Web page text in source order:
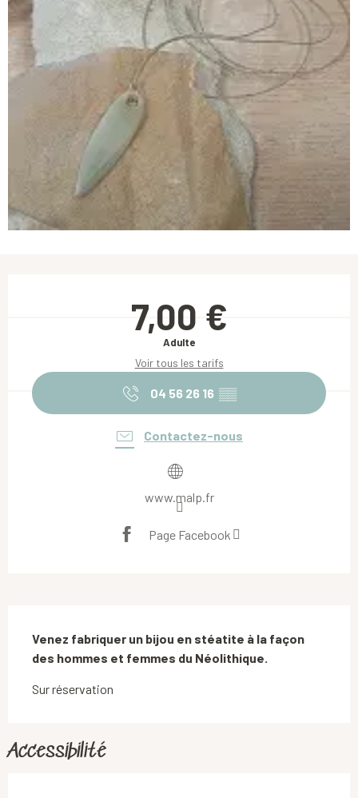
7,00 €
Adulte
Voir tous les tarifs
04 56 26 16 ▒▒
Contactez-nous
www.malp.fr
Page Facebook
Venez fabriquer un bijou en stéatite à la façon
des hommes et femmes du Néolithique.
Sur réservation
Accessibilité